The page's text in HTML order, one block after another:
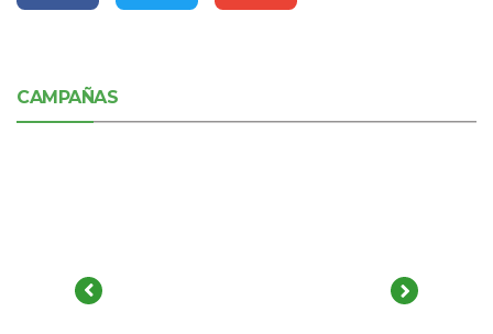
CAMPAÑAS